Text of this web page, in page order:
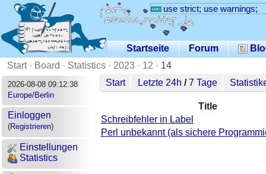
use strict; use warnings;
Startseite Forum
Start· Board · Statistics · 2023 · 12 · 14
2026-08-08 09:12:38
Europe/Berlin
Einloggen
(Registrieren)
Einstellungen
Statistics
Start Letzte 24h /7 Tage
Title
Schreibfehler in Label
Perl unbekannt (als sichere